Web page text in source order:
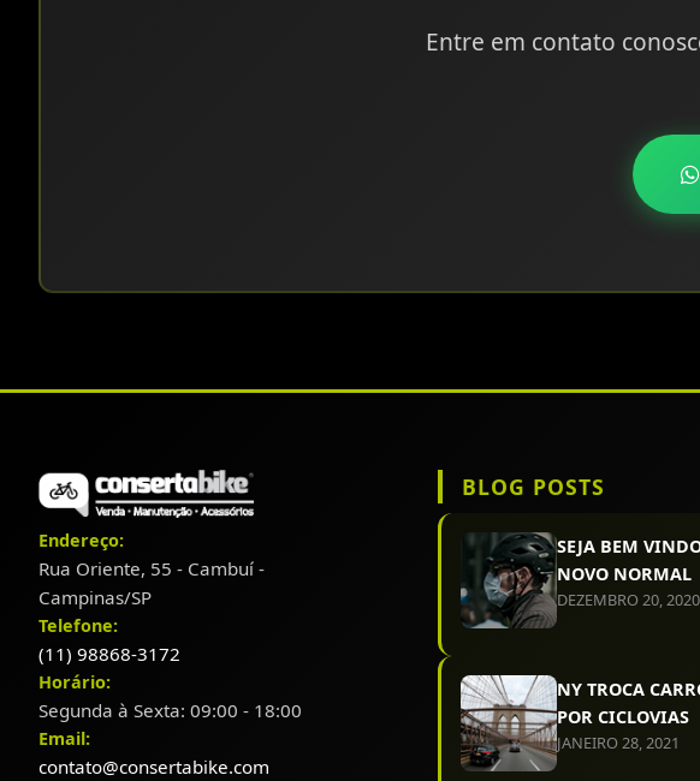
Entre em contato
Endereço:
Rua Oriente, 55 - Cambuí -
Campinas/SP
Telefone:
(11) 98868-3172
Horário:
Segunda à Sexta: 09:00 - 18:00
Email:
contato@consertabike.com
BLOG POSTS
SEJA BEM
NOVO NORMAL
DEZEMBRO 20, 2020
NY TROCA
POR CICLOVIAS
JANEIRO 28, 2021